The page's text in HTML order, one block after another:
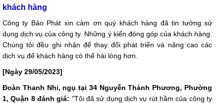
khách hàng
Công ty Bảo Phát xin cảm ơn quý khách hàng đã tin tưởng sử
dụng dịch vụ của công ty. Những ý kiến đóng góp của khách hàng.
Chúng tôi đều ghi nhận để thay đổi phát triển và nâng cao các
dịch vụ để khách hàng có thể hài lòng hơn.
[Ngày 29/05/2023]
Đoàn Thanh Nhi, ngụ tại 34 Nguyễn Thành Phương, Phường
1, Quận 8 đánh giá: "Tôi đã sử dụng dịch vụ rút hầm của công ty